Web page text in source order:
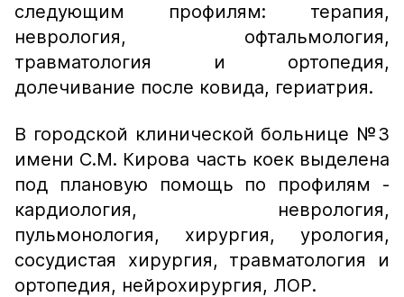
следующим профилям: терапия,
неврология, офтальмология,
травматология и ортопедия,
долечивание после ковида, гериатрия.
В городской клинической больнице №3
имени С.М. Кирова часть коек выделена
под плановую помощь по профилям -
кардиология, неврология,
пульмонология, хирургия, урология,
сосудистая хирургия, травматология и
ортопедия, нейрохирургия, ЛОР.